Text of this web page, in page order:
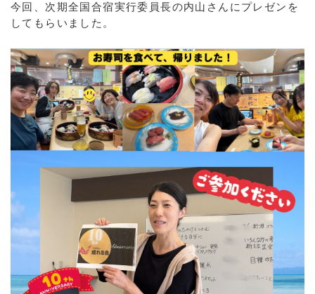
今回、次期全国合宿実行委員長の内山さんにプレゼンを
してもらいました。